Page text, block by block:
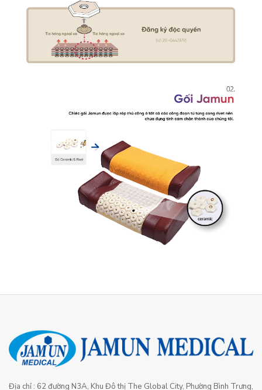
Địa chỉ : 62 đường N3A, Khu Đô thị The Global City, Phường Bình Trưng,